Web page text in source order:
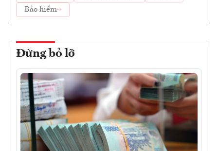
Bảo hiểm
Đừng bỏ lỡ